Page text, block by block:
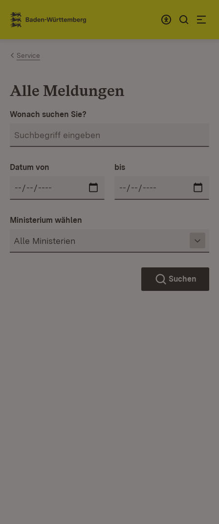
Zum Inhalt springen
Link zur Startseite
Service
Alle Meldungen
Wonach suchen Sie?
Datum von bis
Ministerium wählen
Suchen